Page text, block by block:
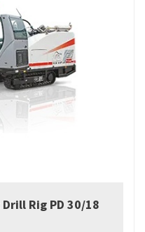
Rig PD 30/18